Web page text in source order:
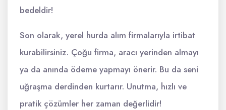
bedeldir!
Son olarak, yerel hurda alım firmalarıyla irtibat
kurabilirsiniz. Çoğu firma, aracı yerinden almayı
ya da anında ödeme yapmayı önerir. Bu da seni
uğraşma derdinden kurtarır. Unutma, hızlı ve
pratik çözümler her zaman değerlidir!